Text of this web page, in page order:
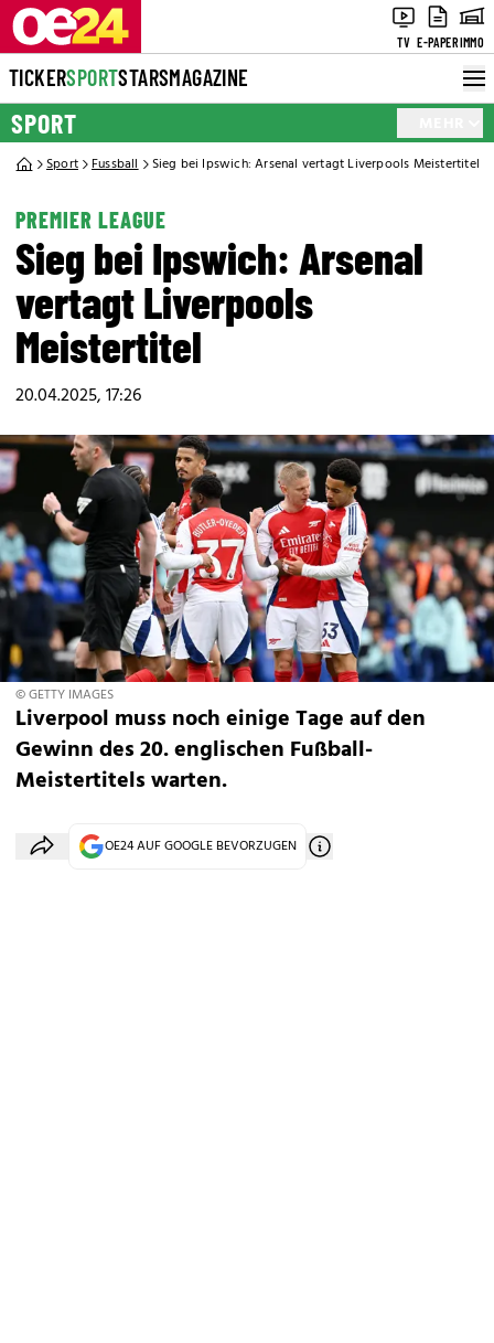
TV E-PAPERIMMO
TICKERSPORTSTARSMAGAZINE
SPORT
Sport Fussball Sieg bei Ipswich: Arsenal vertagt Liverpools Meistertitel
PREMIER LEAGUE
Sieg bei Ipswich: Arsenal
vertagt Liverpools
Meistertitel
20.04.2025, 17:26
© GETTY IMAGES
Liverpool muss noch einige Tage auf den
Gewinn des 20. englischen Fußball-
Meistertitels warten.
OE24 AUF GOOGLE BEVORZUGEN